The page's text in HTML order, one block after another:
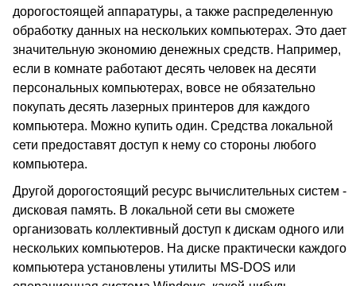
дорогостоящей аппаратуры, а также распределенную
обработку данных на нескольких компьютерах. Это дает
значительную экономию денежных средств. Например,
если в комнате работают десять человек на десяти
персональных компьютерах, вовсе не обязательно
покупать десять лазерных принтеров для каждого
компьютера. Можно купить один. Средства локальной
сети предоставят доступ к нему со стороны любого
компьютера.
Другой дорогостоящий ресурс вычислительных систем -
дисковая память. В локальной сети вы сможете
организовать коллективный доступ к дискам одного или
нескольких компьютеров. На диске практически каждого
компьютера установлены утилиты MS-DOS или